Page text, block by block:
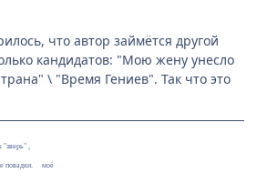
что автор займётся другой
кандидатов: "Мою жену унесло
\ "Время Гениев". Так что это
"зверь" ,
повадки. моё